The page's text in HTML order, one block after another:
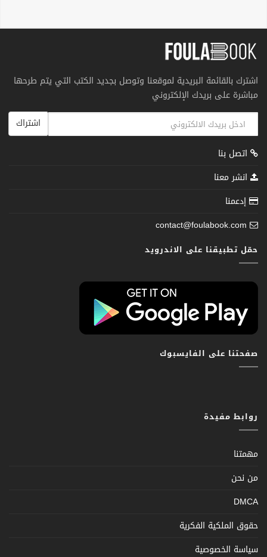
اشترك بالقائمة البريدية لموقعنا وتوصل بجديد الكتب التي يتم طرحها
مباشرة على بريدك الإلكتروني
اشتراك
اتصل بنا
انشر معنا
إدعمنا
contact@foulabook.com
حمّل تطبيقنا على الاندرويد
صفحتنا على الفايسبوك
روابط مفيدة
مهمتنا
من نحن
DMCA
حقوق الملكية الفكرية
سياسة الخصوصية